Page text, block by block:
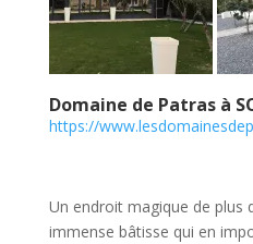
Domaine de Patras à
https://
Un endroit magique de plus
immense bâtisse qui en